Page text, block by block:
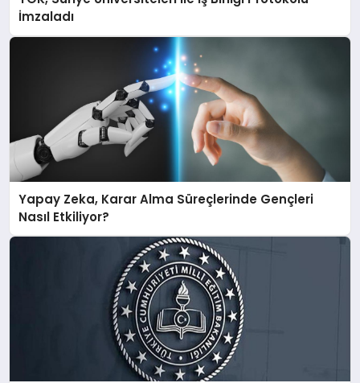
İmzaladı
Yapay Zeka, Karar Alma Süreçlerinde Gençleri
Nasıl Etkiliyor?